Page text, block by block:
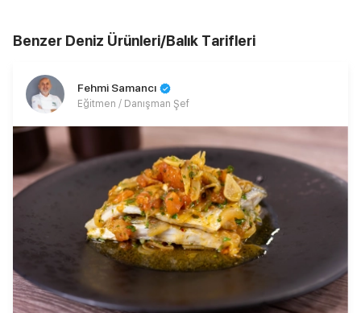
Benzer Deniz Ürünleri/Balık Tarifleri
Fehmi Samancı
Eğitmen / Danışman Şef